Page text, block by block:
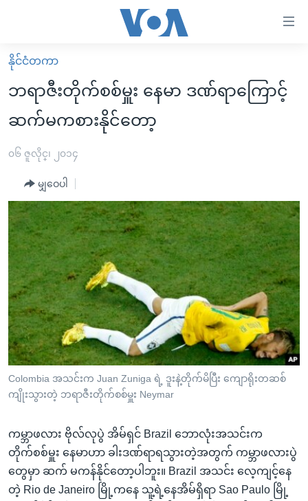
လွယ်ကူ
စေ
များ
အကြောင်းအရာ
သို့
ကျော်
ကြည့်
ပင်မ
အ
ညွန်း
စာမျက်နှာ
သို့
ကျော်
ကြည့်
ရှာဖွေ
နေရာ
မူလစာမျက်နှာ
မြန်မာ
ကမ္ဘာ့သတင်းများ
နိုင်ငံတကာ
အစ္စရေး-ပါလက်စတိုင်း
ဗွီဒီယို
ရပ်ဝန်းတခု လမ်းတခု အလွန်
အင်္ဂလိပ်စာလေ့လာမယ်
အမေရိကန်သုံးအီဒီယံ
မကြေးမုံရဲ့ အင်္ဂလိပ်စာ
ရုပ်ရှင်ထဲက အင်္ဂလိပ်စာ
သုတပဒေသာ အင်္ဂလိပ်စာ
အပတ်စဉ်ကဏ္ဍများ
ရေဒီယို
တီဗွီ
ရေဒီယိုနှင့်ရုပ်သံ အချက်အလက်များ
ရေဒီယို/တီဗွီအစီအစဉ်
Learning English
ဗွီအိုအေ လူမှုကွန်ယက်များ
ဘာသာစကားများ
နိုင်ငံတကာ
ဘရာဇီးတိုက်စစ်မှူး နေမာ ဒဏ်ရာကြောင့်
ဆက်မကစားနိုင်တော့
၀၆ ဇူလိုင္၊ ၂၀၁၄
မျှဝေပါ
Colombia အသင်းက Juan Zuniga ရဲ့ ဒူးနဲ့တိုက်မိပြီး ကျောရိုးတဆစ်
ကျိုးသွားတဲ့ ဘရာဇီးတိုက်စစ်မှူး Neymar
ကမ္ဘာဖလား ဗိုလ်လုပွဲ အိမ်ရှင် Brazil ဘောလုံးအသင်းက
တိုက်စစ်မှူး နေမာဟာ ခါးဒဏ်ရာရသွားတဲ့အတွက် ကမ္ဘာဖလားပွဲ
တွေမှာ ဆက် မကန်နိုင်တော့ပါဘူး။ Brazil အသင်း လေ့ကျင့်နေ
တဲ့ Rio de Janeiro မြို့ကနေ သူ့ရဲ့နေအိမ်ရှိရာ Sao Paulo မြို့